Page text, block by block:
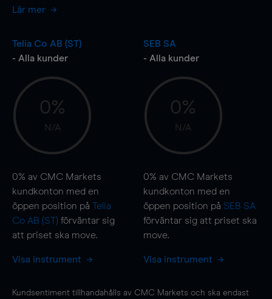
Lär mer
Telia Co AB (ST)
- Alla kunder
0%
N/A
0% av CMC Markets
kundkonton med en
öppen position på Telia
Co AB (ST) förväntar sig
att priset ska move.
Visa instrument
SEB SA
- Alla kunder
0%
N/A
0% av CMC Markets
kundkonton med en
öppen position på SEB SA
förväntar sig att priset ska
move.
Visa instrument
Kundsentiment tillhandahålls av CMC Markets och ska endast